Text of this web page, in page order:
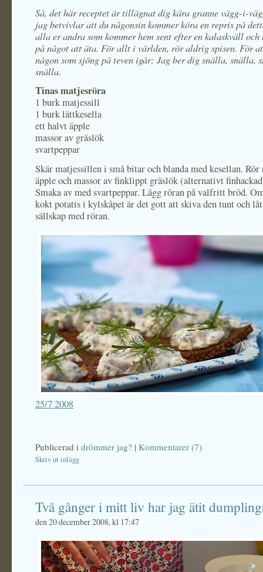
Så, det här receptet är tillägnat dig kära granne vägg-i-
jag betvivlar att du någonsin kommer köra en repris på
alla er andra som kommer hem sent efter en kalaskväll
på något att äta. För allt i världen, rör aldrig spisen. För
någon som sjöng på teven igår; Jag ber dig snälla, snälla,
snälla.
Tinas matjesröra
1 burk matjessill
1 burk lättkesella
ett halvt äpple
massor av gräslök
svartpeppar
Skär matjessillen i små bitar och blanda med kesellan.
äpple och massor av finklippt gräslök (alternativt
Smaka av med svartpeppar. Lägg röran på valfritt bröd.
kokt potatis i kylskåpet är det gott att skiva den tunt och
sällskap med röran.
25/7 2008
Publicerad i drömmer jag? | Kommentarer (7)
Skriv ut inlägg
Två gånger i mitt liv har jag ätit
den 20 december 2008, kl 17:47